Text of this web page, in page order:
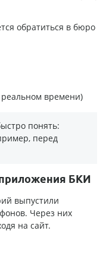
обратиться в бюро
времени)
понять:
перед
БКИ
выпустили
Через них
на сайт.